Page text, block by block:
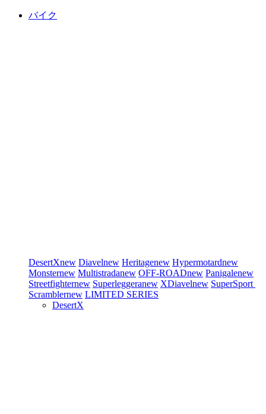
バイク
DesertXnew Diavelnew Heritagenew Hypermotardnew
Monsternew Multistradanew OFF-ROADnew Panigalenew
Streetfighternew Superleggeranew XDiavelnew SuperSport
Scramblernew LIMITED SERIES
DesertX